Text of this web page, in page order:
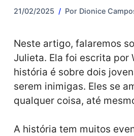
21/02/2025 Por Dionice
Neste artigo, falaremos
Julieta. Ela foi escrita por
história é sobre dois
serem inimigas. Eles se
qualquer coisa, até
A história tem muitos